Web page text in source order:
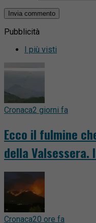
Pubblicità
I più visti
Cronaca2 giorni fa
Ecco il fulmine
della Valsessera.
Cronaca20 ore fa